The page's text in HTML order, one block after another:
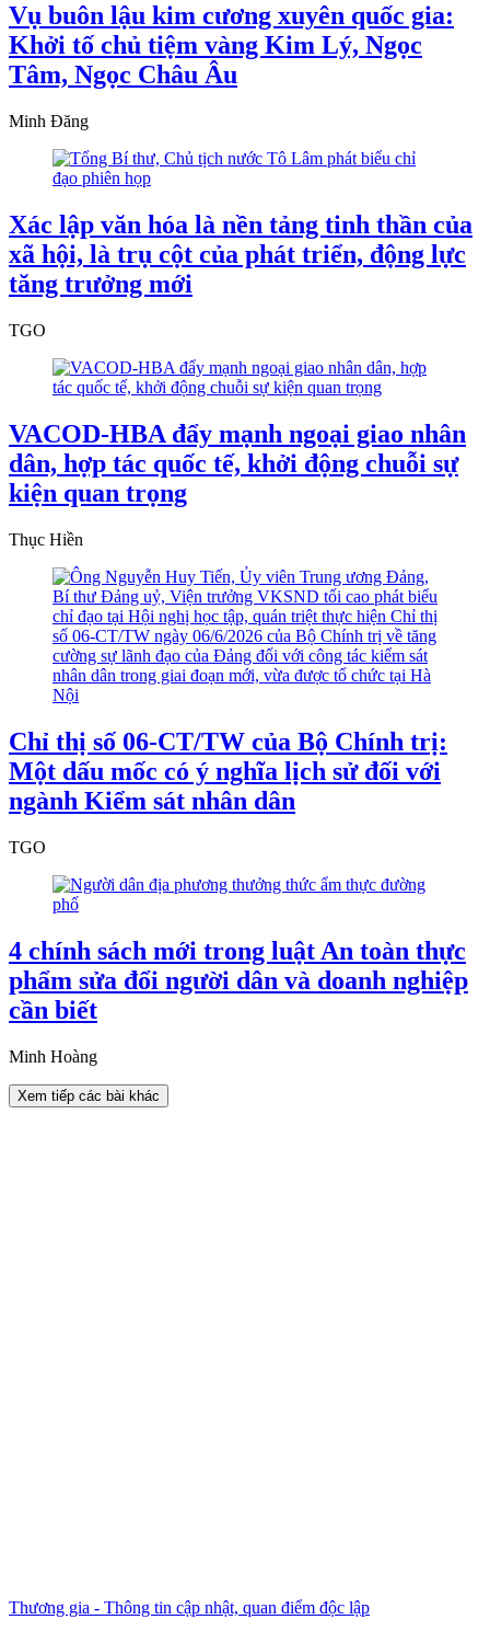
Vụ buôn lậu kim cương xuyên quốc gia:
Khởi tố chủ tiệm vàng Kim Lý, Ngọc
Tâm, Ngọc Châu Âu
Minh Đăng
Xác lập văn hóa là nền tảng tinh thần của
xã hội, là trụ cột của phát triển, động lực
tăng trưởng mới
TGO
VACOD-HBA đẩy mạnh ngoại giao nhân
dân, hợp tác quốc tế, khởi động chuỗi sự
kiện quan trọng
Thục Hiền
Chỉ thị số 06-CT/TW của Bộ Chính trị:
Một dấu mốc có ý nghĩa lịch sử đối với
ngành Kiểm sát nhân dân
TGO
4 chính sách mới trong luật An toàn thực
phẩm sửa đổi người dân và doanh nghiệp
cần biết
Minh Hoàng
Xem tiếp các bài khác
Thương gia - Thông tin cập nhật, quan điểm độc lập